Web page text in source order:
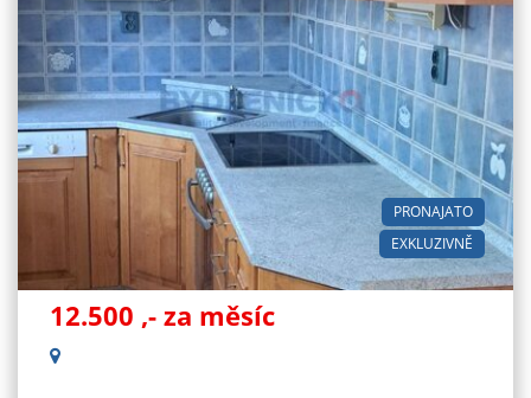
EXKLUZIVNĚ
PRONAJATO
12.500 ,- za měsíc